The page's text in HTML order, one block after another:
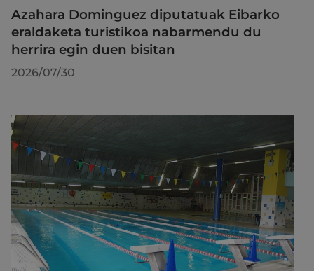
Azahara Dominguez diputatuak Eibarko
eraldaketa turistikoa nabarmendu du
herrira egin duen bisitan
2026/07/30